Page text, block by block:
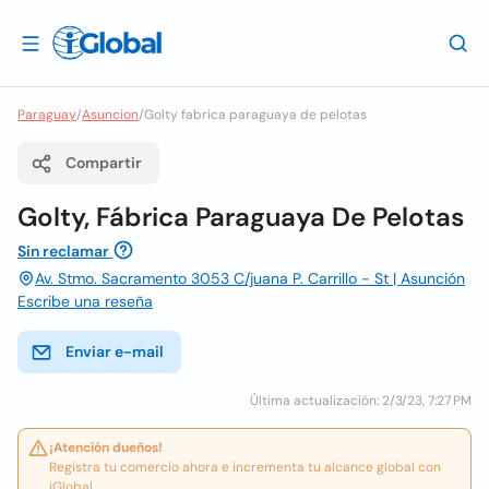
Paraguay/Asuncion/Golty fabrica paraguaya de pelotas
Compartir
Golty, Fábrica Paraguaya De Pelotas
Sin reclamar
Av. Stmo. Sacramento 3053 C/juana P. Carrillo - St | Asunción
Escribe una reseña
Enviar e-mail
Última actualización: 2/3/23, 7:27 PM
¡Atención dueños!
Registra tu comercio ahora e incrementa tu alcance global con